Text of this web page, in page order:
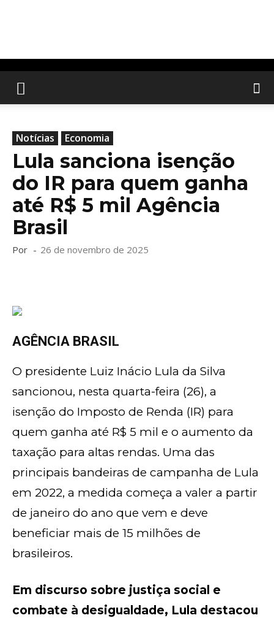
Notícias Economia
Lula sanciona isenção
do IR para quem ganha
até R$ 5 mil Agência
Brasil
Por - 26 de novembro de 2025
AGÊNCIA BRASIL
O presidente Luiz Inácio Lula da Silva
sancionou, nesta quarta-feira (26), a
isenção do Imposto de Renda (IR) para
quem ganha até R$ 5 mil e o aumento da
taxação para altas rendas. Uma das
principais bandeiras de campanha de Lula
em 2022, a medida começa a valer a partir
de janeiro do ano que vem e deve
beneficiar mais de 15 milhões de
brasileiros.
Em discurso sobre justiça social e
combate à desigualdade, Lula destacou